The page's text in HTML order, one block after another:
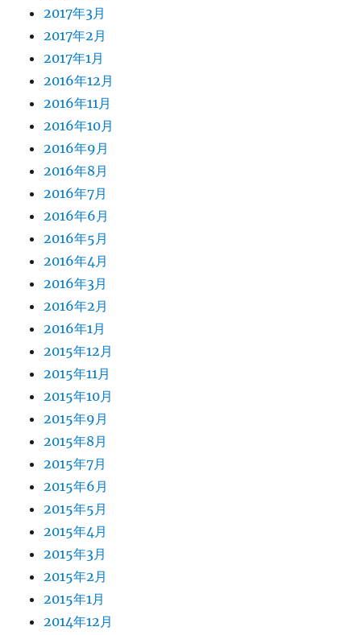
2017年3月
2017年2月
2017年1月
2016年12月
2016年11月
2016年10月
2016年9月
2016年8月
2016年7月
2016年6月
2016年5月
2016年4月
2016年3月
2016年2月
2016年1月
2015年12月
2015年11月
2015年10月
2015年9月
2015年8月
2015年7月
2015年6月
2015年5月
2015年4月
2015年3月
2015年2月
2015年1月
2014年12月